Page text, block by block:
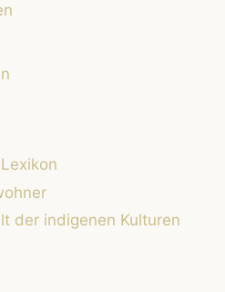
der indigenen Kulturen